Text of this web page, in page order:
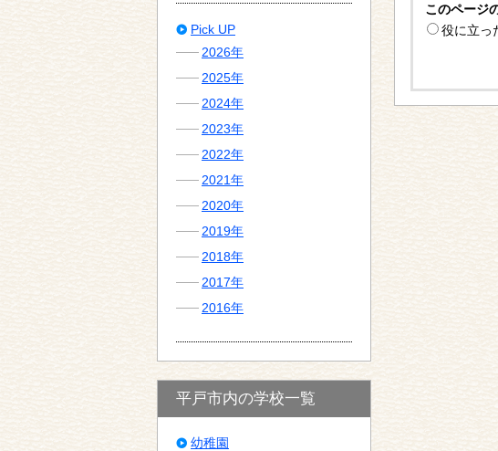
このページ
役に立っ
Pick UP
2026年
2025年
2024年
2023年
2022年
2021年
2020年
2019年
2018年
2017年
2016年
平戸市内の学校一覧
幼稚園